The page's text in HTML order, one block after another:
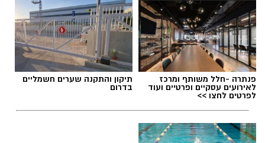
פנתרה -חלל משותף ומרכז
לאירועים עסקיים ופרטיים ועוד
לפרטים לחצו >>
תיקון והתקנה שערים חשמליים
בדרום